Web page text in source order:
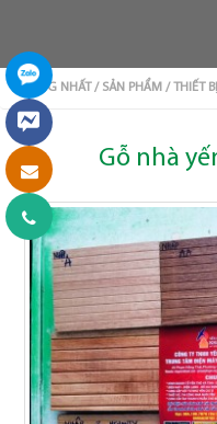
TRANG NHẤT / SẢN PHẨM / THIẾT
Gỗ nhà